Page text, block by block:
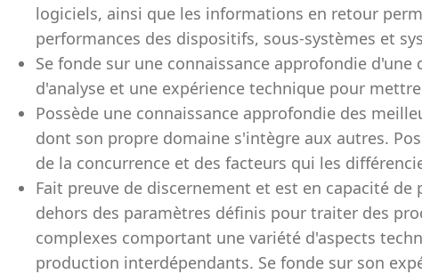
logiciels, ainsi que les informations en retour
performances des dispositifs, sous-systèmes et
Se fonde sur une connaissance approfondie
d'analyse et une expérience technique pour
Possède une connaissance approfondie des
dont son propre domaine s'intègre aux autres.
de la concurrence et des facteurs qui les
Fait preuve de discernement et est en capacité
dehors des paramètres définis pour traiter des
complexes comportant une variété d'aspects
production interdépendants. Se fonde sur son